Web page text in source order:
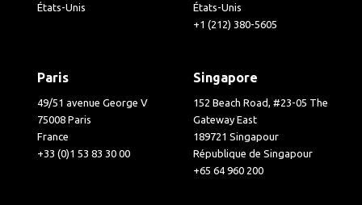
États-Unis
États-Unis
+1 (212) 380-5605
Paris
49/51 avenue George V
75008 Paris
France
+33 (0)1 53 83 30 00
Singapore
152 Beach Road, #23-05 The
Gateway East
189721 Singapour
République de Singapour
+65 64 960 200